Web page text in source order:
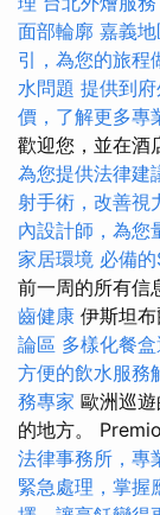
面部輪廓 嘉義
引，為您的旅程
水問題 提供到
價，了解更多專
歡迎您，並在酒
為您提供法律建
射手術，改善視
內設計師，為您
家居環境 必備
前一周的所有信
齒健康 伊斯坦
論區 多樣化餐
方便的飲水服務
務專家 歐洲巡
的地方。 Premio
法律事務所，專
緊急處理，掌握